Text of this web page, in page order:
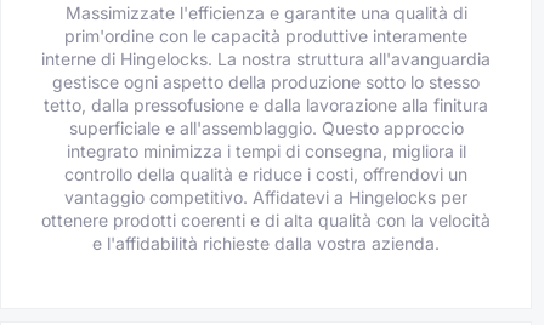
Massimizzate l'efficienza e garantite una qualità di
prim'ordine con le capacità produttive interamente
interne di Hingelocks. La nostra struttura all'avanguardia
gestisce ogni aspetto della produzione sotto lo stesso
tetto, dalla pressofusione e dalla lavorazione alla finitura
superficiale e all'assemblaggio. Questo approccio
integrato minimizza i tempi di consegna, migliora il
controllo della qualità e riduce i costi, offrendovi un
vantaggio competitivo. Affidatevi a Hingelocks per
ottenere prodotti coerenti e di alta qualità con la velocità
e l'affidabilità richieste dalla vostra azienda.